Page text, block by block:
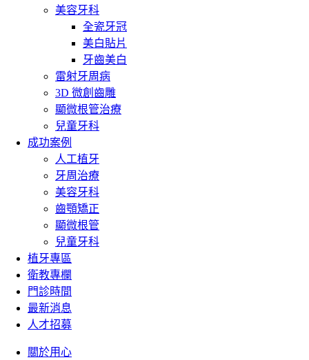
美容牙科
全瓷牙冠
美白貼片
牙齒美白
雷射牙周病
3D 微創齒雕
顯微根管治療
兒童牙科
成功案例
人工植牙
牙周治療
美容牙科
齒顎矯正
顯微根管
兒童牙科
植牙專區
衛教專欄
門診時間
最新消息
人才招募
關於用心